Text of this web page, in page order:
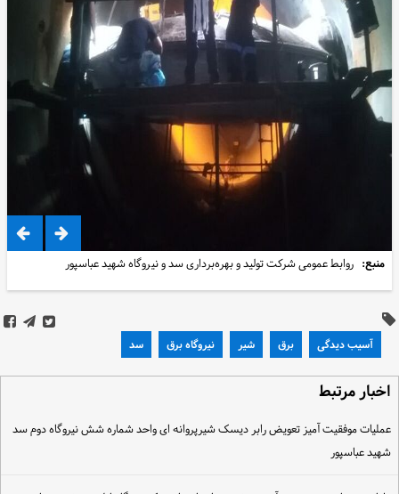
منبع: روابط عمومی شرکت تولید و بهره‌برداری سد و نیروگاه شهید عباسپور
آسیب دیدگی برق شیر نیروگاه برق سد
اخبار مرتبط
عملیات موفقیت آمیز تعویض رابر دیسک شیرپروانه ای واحد شماره شش نیروگاه دوم سد
شهید عباسپور